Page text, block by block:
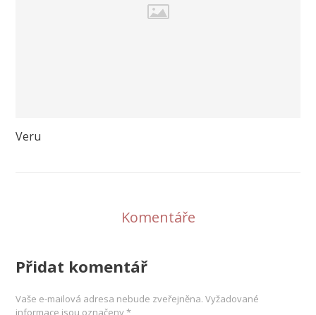
Veru
Komentáře
Přidat komentář
Vaše e-mailová adresa nebude zveřejněna. Vyžadované
informace jsou označeny*